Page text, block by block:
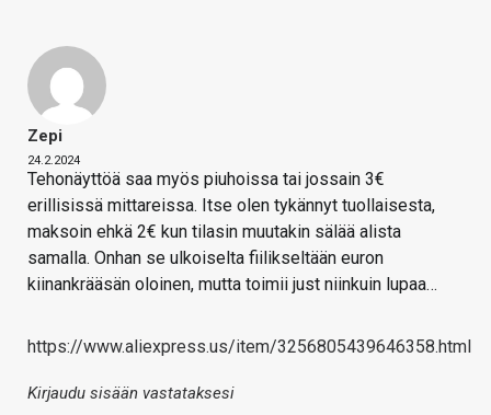
Zepi
24.2.2024
Tehonäyttöä saa myös piuhoissa tai jossain 3€
erillisissä mittareissa. Itse olen tykännyt tuollaisesta,
maksoin ehkä 2€ kun tilasin muutakin sälää alista
samalla. Onhan se ulkoiselta fiilikseltään euron
kiinankrääsän oloinen, mutta toimii just niinkuin lupaa…
https://www.aliexpress.us/item/3256805439646358.html
Kirjaudu sisään vastataksesi